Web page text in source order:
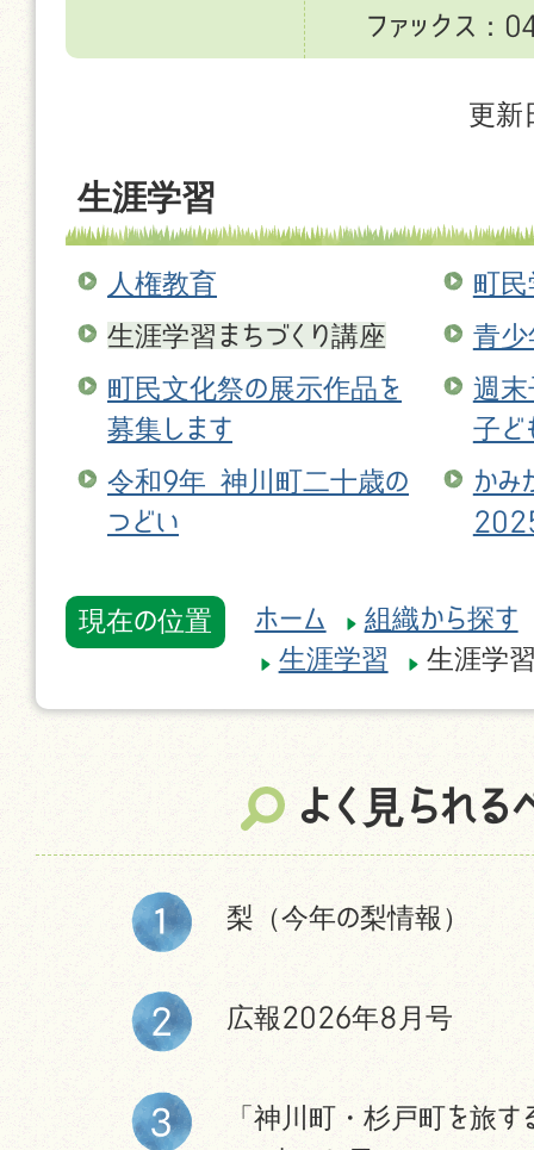
ファックス
更新
生涯学習
人権教育
町
生涯学習まちづくり講座
青少
町民文化祭の展示作品を
募集します
週末
子ど
令和9年 神川町二十歳の
つどい
かみ
現在の位置 ホーム
組織から探す
生涯学習
生涯学
よく見られる
梨（今年の梨情報）
広報2026年8月号
「神川町・杉戸町を旅す